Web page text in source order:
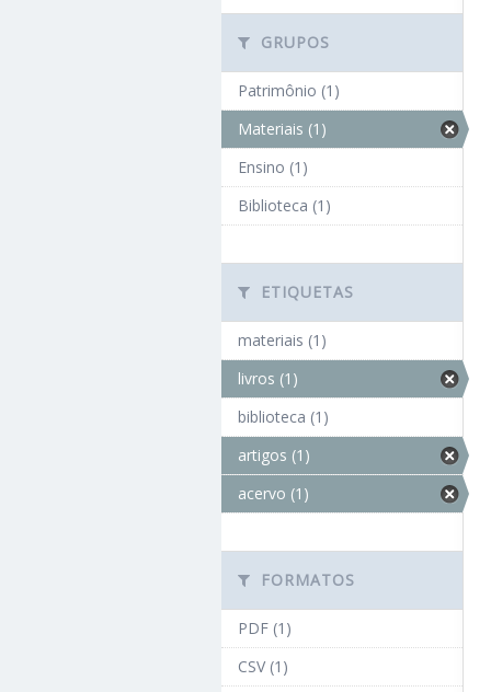
GRUPOS
Patrimônio (1)
Materiais (1)
Ensino (1)
Biblioteca (1)
ETIQUETAS
materiais (1)
livros (1)
biblioteca (1)
artigos (1)
acervo (1)
FORMATOS
PDF (1)
CSV (1)